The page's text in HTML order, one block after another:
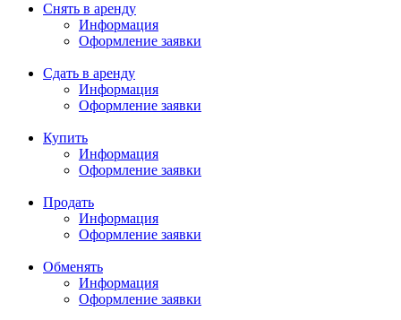
Снять в аренду
Информация
Оформление заявки
Сдать в аренду
Информация
Оформление заявки
Купить
Информация
Оформление заявки
Продать
Информация
Оформление заявки
Обменять
Информация
Оформление заявки